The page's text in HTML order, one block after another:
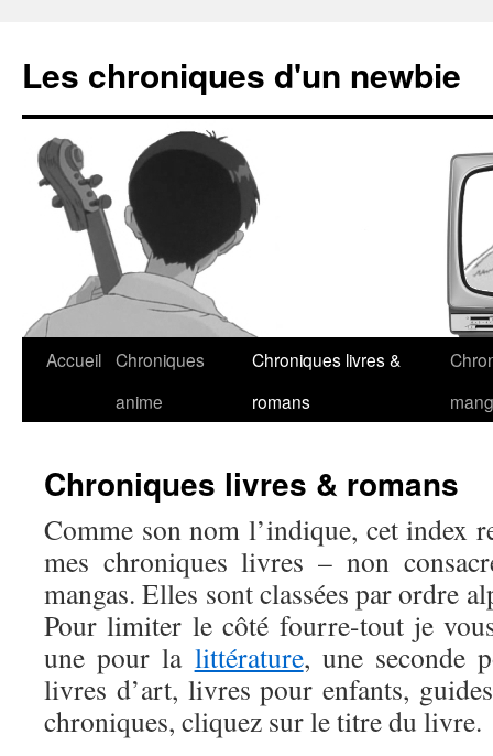
Les chroniques d'un newbie
Accueil Chroniques
anime
Chroniques livres &
romans
Chroniques livres & romans
Comme son nom l’indique, cet index
mes chroniques livres – non
mangas. Elles sont classées par ordre
Pour limiter le côté fourre-tout je
une pour la littérature, une seconde
livres d’art, livres pour enfants,
chroniques, cliquez sur le titre du livre.